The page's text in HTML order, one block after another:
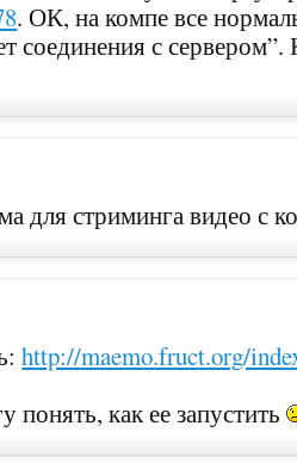
. ОК, на компе все
соединения с сервером”.
для стриминга видео с
http://maemo.fruct.org/
понять, как ее запустить